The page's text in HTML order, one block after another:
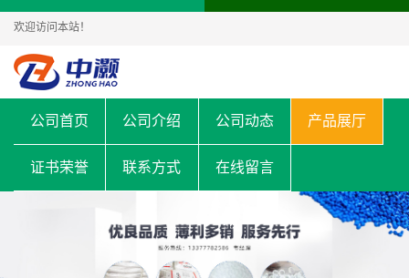
欢迎访问本站！
公司首页 公司介绍 公司动态 产品展厅
证书荣誉 联系方式 在线留言